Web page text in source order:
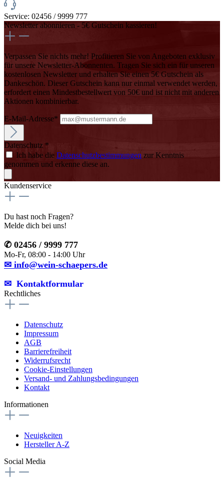
Service: 02456 / 9999 777
Newsletter abonnieren - 5€ Gutschein kassieren!
Verpassen Sie nichts mehr! Profitieren Sie von Angeboten exklusiv
für unsere Newsletter-Abonnenten. Tragen Sie sich ein für unseren
kostenlosen Newsletter und erhalten Sie einen 5€ Gutschein als
Dankeschön. Dieser Gutschein kann nur einmal verwendet werden,
erfordert einen Mindestbestellwert von 50€ und ist nicht mit anderen
Aktionen kombinierbar.
E-Mail-Adresse*
Datenschutz *
Ich habe die Datenschutzbestimmungen zur Kenntnis
genommen und erkenne diese an.
Kundenservice
Du hast noch Fragen?
Melde dich bei uns!
✆ 02456 / 9999 777
Mo-Fr, 08:00 - 14:00 Uhr
✉ info@wein-schaepers.de
✉︎ Kontaktformular
Rechtliches
Datenschutz
Impressum
AGB
Barrierefreiheit
Widerrufsrecht
Cookie-Einstellungen
Versand- und Zahlungsbedingungen
Kontakt
Informationen
Neuigkeiten
Hersteller A-Z
Social Media